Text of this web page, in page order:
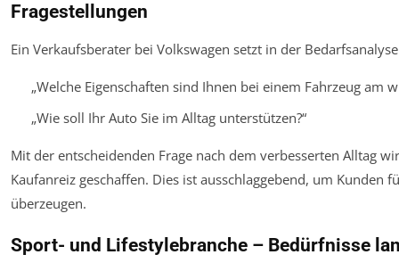
Fragestellungen
Ein Verkaufsberater bei Volkswagen setzt in der
„Welche Eigenschaften sind Ihnen bei einem Fahrzeug am
„Wie soll Ihr Auto Sie im Alltag unterstützen?“
Mit der entscheidenden Frage nach dem verbesserten Alltag
Kaufanreiz geschaffen. Dies ist ausschlaggebend, um Kunden
überzeugen.
Sport- und Lifestylebranche – Bedürfnisse